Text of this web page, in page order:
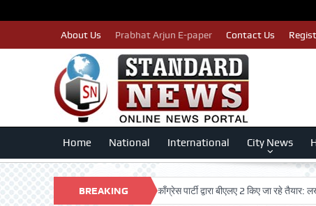
About Us Prabhat Arjun E-paper Contact Us
Home National International City News
BREAKING
मतदाताओं का नाम न कटे इसलिए काँग्रेस पार्टी द्वारा बीएलए 2 किए जा रहे तैयार: लखन कुमार